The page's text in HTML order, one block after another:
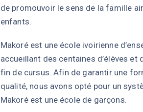
de promouvoir le sens de la famille
enfants.
Makoré est une école ivoirienne
accueillant des centaines d’élèves
fin de cursus. Afin de garantir une
qualité, nous avons opté pour un
Makoré est une école de garçons.